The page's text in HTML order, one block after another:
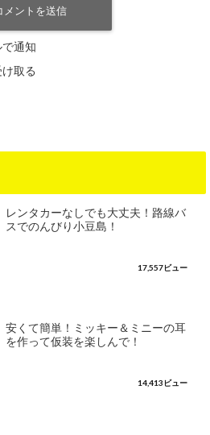
通知
取る
レンタカーなしでも大丈夫！路線バ
スでのんびり小豆島！
17,557ビュー
安くて簡単！ミッキー＆ミニーの耳
を作って仮装を楽しんで！
14,413ビュー